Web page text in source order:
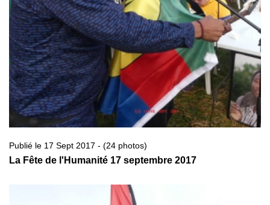
Publié le 17 Sept 2017 - (24 photos)
La Fête de l'Humanité 17 septembre 2017